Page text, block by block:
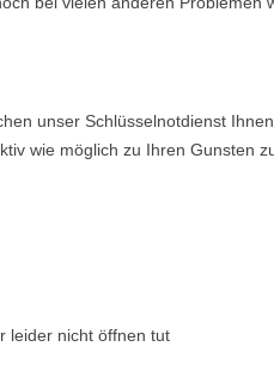
unser Schlüsselnotdienst
wie möglich zu Ihren Gunsten
leider nicht öffnen tut